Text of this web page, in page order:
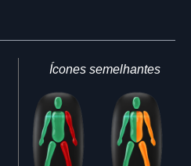
Ícones semelhantes